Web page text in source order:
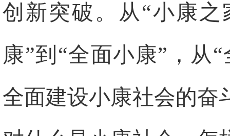
创新突破。从“小康之
康”到“全面小康”，
全面建设小康社会的奋